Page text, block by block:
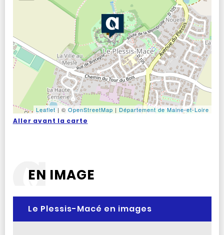
Leaflet | © OpenStreetMap | Département de Maine-et-Loire
Aller avant la carte
EN IMAGE
Le Plessis-Macé en images